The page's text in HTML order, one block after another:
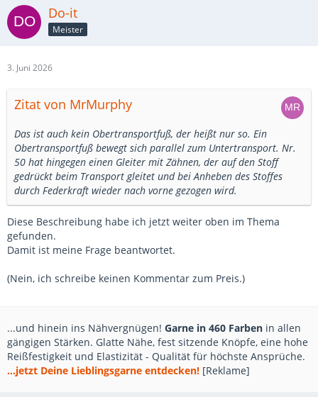
Do-it
Meister
3. Juni 2026
Zitat von MrMurphy
Das ist auch kein Obertransportfuß, der heißt nur so. Ein
Obertransportfuß bewegt sich parallel zum Untertransport. Nr.
50 hat hingegen einen Gleiter mit Zähnen, der auf den Stoff
gedrückt beim Transport gleitet und bei Anheben des Stoffes
durch Federkraft wieder nach vorne gezogen wird.
Diese Beschreibung habe ich jetzt weiter oben im Thema
gefunden.
Damit ist meine Frage beantwortet.
(Nein, ich schreibe keinen Kommentar zum Preis.)
...und hinein ins Nähvergnügen! Garne in 460 Farben in allen
gängigen Stärken. Glatte Nähe, fest sitzende Knöpfe, eine hohe
Reißfestigkeit und Elastizität - Qualität für höchste Ansprüche.
...jetzt Deine Lieblingsgarne entdecken! [Reklame]